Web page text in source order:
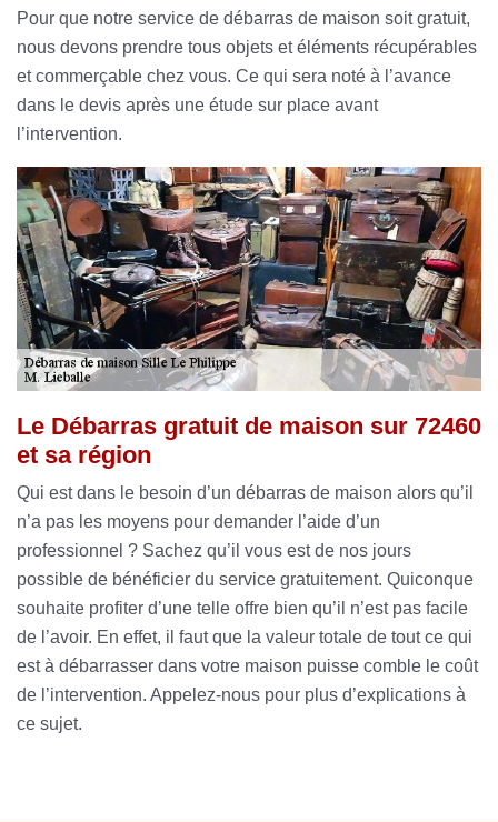
Pour que notre service de débarras de maison soit gratuit,
nous devons prendre tous objets et éléments récupérables
et commerçable chez vous. Ce qui sera noté à l’avance
dans le devis après une étude sur place avant
l’intervention.
Le Débarras gratuit de maison sur 72460
et sa région
Qui est dans le besoin d’un débarras de maison alors qu’il
n’a pas les moyens pour demander l’aide d’un
professionnel ? Sachez qu’il vous est de nos jours
possible de bénéficier du service gratuitement. Quiconque
souhaite profiter d’une telle offre bien qu’il n’est pas facile
de l’avoir. En effet, il faut que la valeur totale de tout ce qui
est à débarrasser dans votre maison puisse comble le coût
de l’intervention. Appelez-nous pour plus d’explications à
ce sujet.